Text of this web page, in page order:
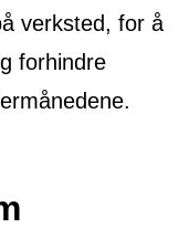
verksted, for å
forhindre